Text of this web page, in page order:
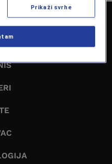
Prikaži svrhe